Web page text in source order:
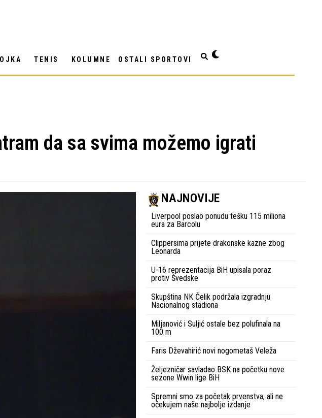
TENIS KOLUMNE OSTALI SPORTOVI
da sa svima možemo igrati
NAJNOVIJE
Liverpool poslao ponudu tešku 115 miliona
eura za Barcolu
Clippersima prijete drakonske kazne zbog
Leonarda
U-16 reprezentacija BiH upisala poraz
protiv Švedske
Skupština NK Čelik podržala izgradnju
Nacionalnog stadiona
Miljanović i Suljić ostale bez polufinala na
100 m
Faris Dževahirić novi nogometaš Veleža
Željezničar savladao BSK na početku nove
sezone Wwin lige BiH
Spremni smo za početak prvenstva, ali ne
očekujem naše najbolje izdanje